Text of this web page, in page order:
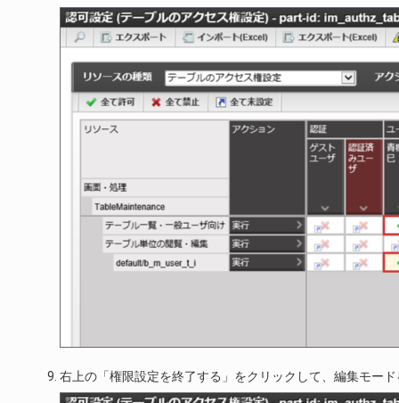
右上の「権限設定を終了する」をクリックして、編集モー